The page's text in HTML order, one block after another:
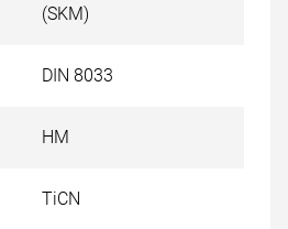
(SKM)
DIN 8033
HM
TiCN